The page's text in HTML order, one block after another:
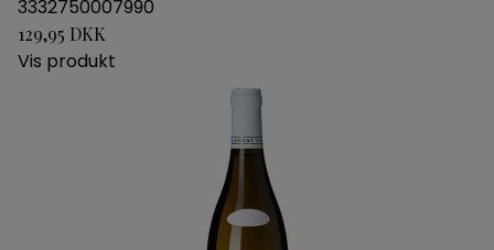
3332750007990
129,95 DKK
Vis produkt